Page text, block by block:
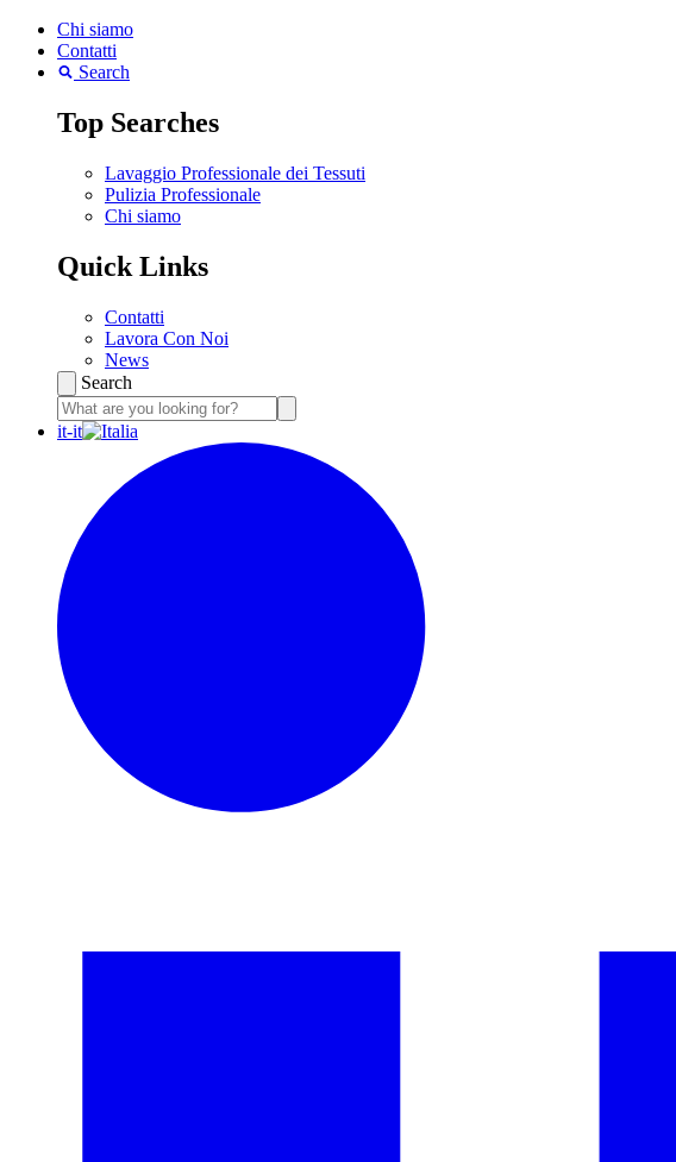
Chi siamo
Contatti
Search
Top Searches
Lavaggio Professionale dei Tessuti
Pulizia Professionale
Chi siamo
Quick Links
Contatti
Lavora Con Noi
News
Search
it-it